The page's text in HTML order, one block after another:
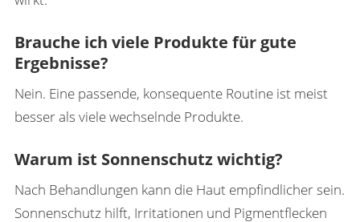
Brauche ich viele Produkte für gute
Ergebnisse?
Nein. Eine passende, konsequente Routine ist meist
besser als viele wechselnde Produkte.
Warum ist Sonnenschutz wichtig?
Nach Behandlungen kann die Haut empfindlicher sein.
Sonnenschutz hilft, Irritationen und Pigmentflecken